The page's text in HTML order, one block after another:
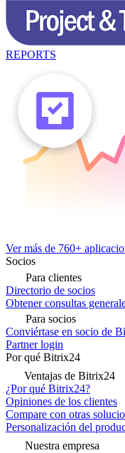
REPORTS
Ver más de 760+
Socios
Para clientes
Directorio de socios
Obtener consultas
Para socios
Conviértase en socio de
Partner login
Por qué Bitrix24
Ventajas de Bitrix24
¿Por qué Bitrix24?
Opiniones de los clientes
Compare con otras
Personalización del
Nuestra empresa